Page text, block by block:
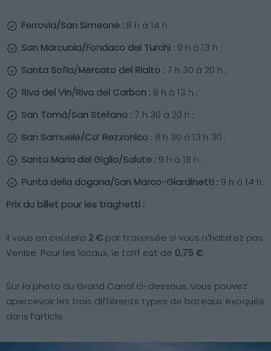
Ferrovia/San Simeone : 8 h à 14 h ;
San Marcuola/Fondaco dei Turchi : 9 h à 13 h ;
Santa Sofia/Mercato del Rialto : 7 h 30 à 20 h ;
Riva del Vin/Riva del Carbon : 8 h à 13 h ;
San Tomà/San Stefano : 7 h 30 à 20 h ;
San Samuele/Ca’ Rezzonico : 8 h 30 à 13 h 30 ;
Santa Maria del Giglio/Salute : 9 h à 18 h ;
Punta della dogana/San Marco-Giardinetti : 9 h à 14 h.
Prix du billet pour les traghetti :
Il vous en coûtera 2 € par traversée si vous n’habitez pas
Venise. Pour les locaux, le tarif est de 0,75 €.
Sur la photo du Grand Canal ci-dessous, vous pouvez
apercevoir les trois différents types de bateaux évoqués
dans l’article.